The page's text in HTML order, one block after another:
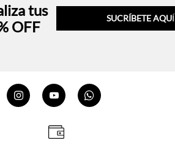
tus
OFF
SUCRÍBETE AQUÍ